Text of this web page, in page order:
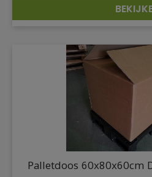
Palletdoos 60x80x60cm